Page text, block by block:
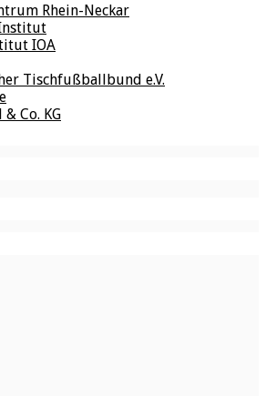
Rhein-Neckar
IOA
Tischfußballbund e.V.
Co. KG